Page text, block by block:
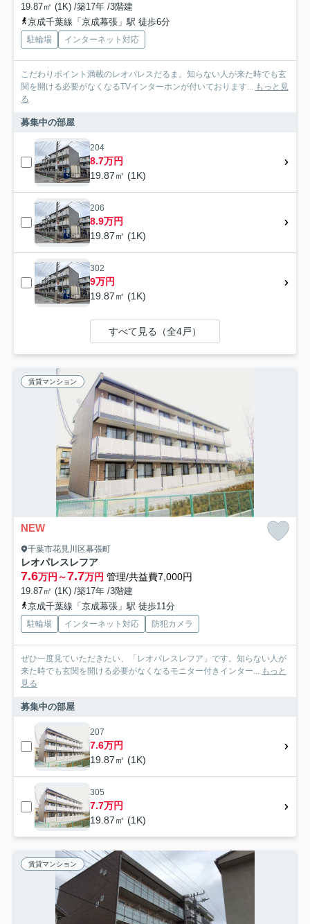
19.87㎡ (1K) /築17年 /3階建
京成千葉線「京成幕張」駅 徒歩6分
駐輪場 インターネット対応
こだわりポイント満載のレオパレスだるま。知らない人が来た時でも玄
関を開ける必要がなくなるTVインターホンが付いております... もっと見
る
募集中の部屋
204
8.7万円
19.87㎡ (1K)
206
8.9万円
19.87㎡ (1K)
302
9万円
19.87㎡ (1K)
すべて見る（全4戸）
賃貸マンション
NEW
千葉市花見川区幕張町
レオパレスレフア
7.6万円～7.7万円 管理/共益費7,000円
19.87㎡ (1K) /築17年 /3階建
京成千葉線「京成幕張」駅 徒歩11分
駐輪場 インターネット対応 防犯カメラ
ぜひ一度見ていただきたい、「レオパレスレフア」です。知らない人が
来た時でも玄関を開ける必要がなくなるモニター付きインター... もっと
見る
募集中の部屋
207
7.6万円
19.87㎡ (1K)
305
7.7万円
19.87㎡ (1K)
賃貸マンション